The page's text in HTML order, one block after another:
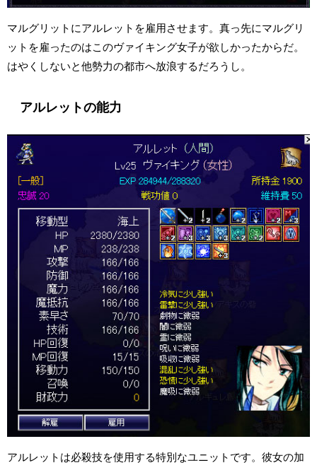
マルグリットにアルレットを雇用させます。真っ先にマルグリ
ットを雇ったのはこのヴァイキング女子が欲しかったからだ。
はやくしないと他勢力の都市へ放浪するだろうし。
アルレットの能力
アルレットは必殺技を使用する特別なユニットです。彼女の加